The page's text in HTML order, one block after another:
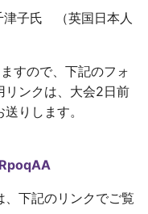
子氏 （英国日本人
すので、下記のフォ
リンクは、大会2日前
りします。
下記のリンクでご覧